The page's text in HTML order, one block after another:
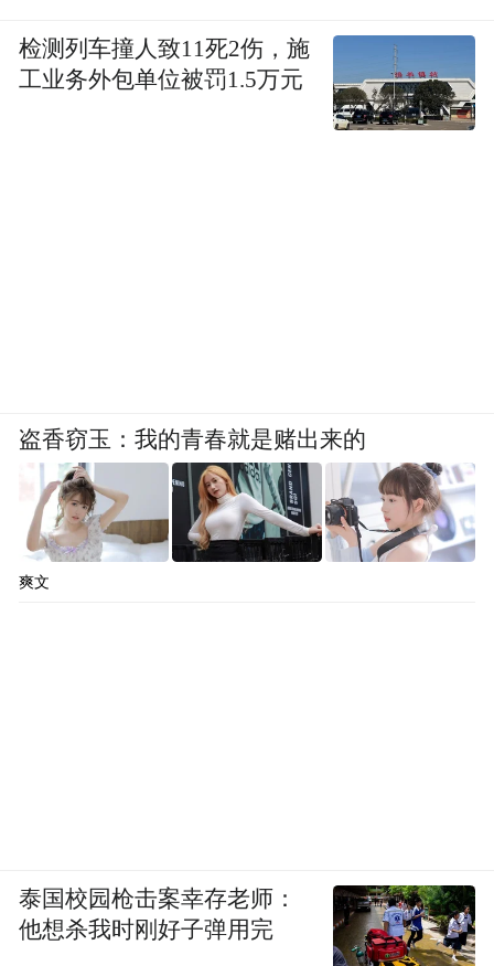
检测列车撞人致11死2伤，施
工业务外包单位被罚1.5万元
盗香窃玉：我的青春就是赌出来的
爽文
泰国校园枪击案幸存老师：
他想杀我时刚好子弹用完